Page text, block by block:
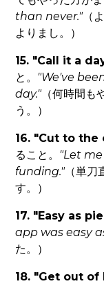
than never."（
よりまし。）
15. "Call it a
と。 "We've
day."（何時間も
う。）
16. "Cut to the
ること。 "Let
funding."（単刀
す。）
17. "Easy as
app was easy
た。）
18. "Get out of